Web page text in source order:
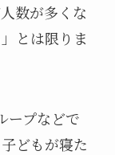
数が多くな
とは限りま
ープなどで
どもが寝た